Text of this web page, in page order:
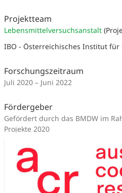
Projektteam
Lebensmittelversuchsanstalt
IBO - Österreichisches Institut
Forschungszeitraum
Juli 2020 – Juni 2022
Fördergeber
Gefördert durch das BMDW im
Projekte 2020